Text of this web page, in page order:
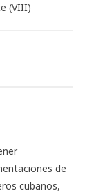
(VIII)
de
cubanos,